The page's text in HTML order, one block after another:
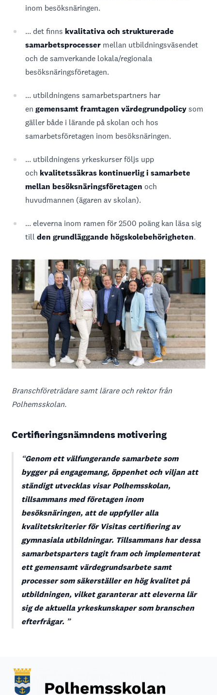
inom besöksnäringen.
... det finns kvalitativa och strukturerade
samarbetsprocesser mellan utbildningsväsendet
och de samverkande lokala/regionala
besöksnäringsföretagen.
... utbildningens samarbetspartners har
en gemensamt framtagen värdegrundpolicysom
gäller både i lärande på skolan och hos
samarbetsföretagen inom besöksnäringen.
... utbildningens yrkeskurser följs upp
och kvalitetssäkras kontinuerlig i samarbete
mellan besöksnäringsföretagen och
huvudmannen (ägaren av skolan).
... eleverna inom ramen för 2500 poäng kan läsa sig
till den grundläggande högskolebehörigheten.
Branschföreträdare samt lärare och rektor från
Polhemsskolan.
Certifieringsnämndens motivering
Genom ett välfungerande samarbete som
bygger på engagemang, öppenhet och viljan att
ständigt utvecklas visar Polhemsskolan,
tillsammans med företagen inom
besöksnäringen, att de uppfyller alla
kvalitetskriterier för Visitas certifiering av
gymnasiala utbildningar. Tillsammans har dessa
samarbetsparters tagit fram och implementerat
ett gemensamt värdegrundsarbete samt
processer som säkerställer en hög kvalitet på
utbildningen, vilket garanterar att eleverna lär
sig de aktuella yrkeskunskaper som branschen
efterfrågar.